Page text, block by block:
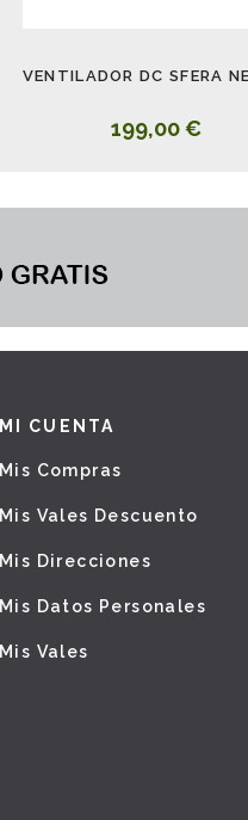
VENTILADOR DC SFERA
199,00 €
MI CUENTA
Mis Compras
Mis Vales Descuento
Mis Direcciones
Mis Datos Personales
Mis Vales